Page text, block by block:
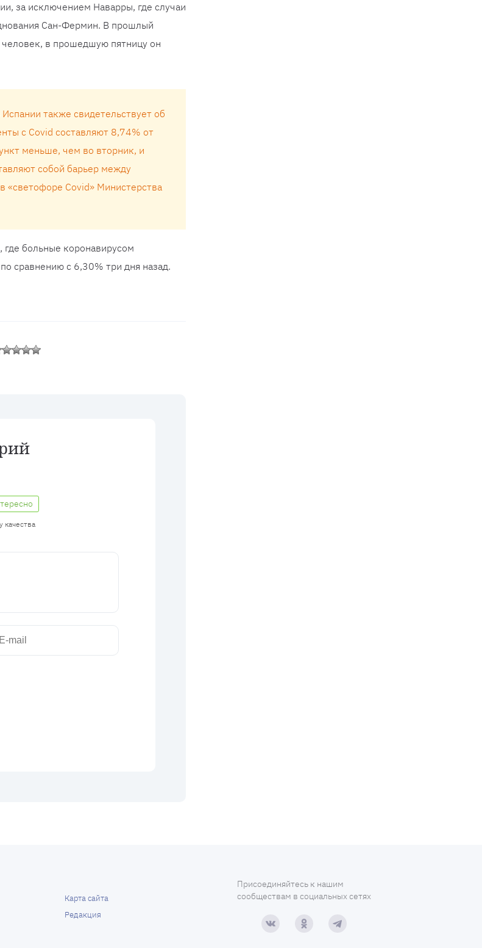
за исключением Наварры, где случаи
Сан-Фермин. В прошлый
в прошедшую пятницу он
также свидетельствует об
с Covid составляют 8,74% от
меньше, чем во вторник, и
собой барьер между
«светофоре Covid» Министерства
больные коронавирусом
сравнению с 6,30% три дня назад.
качества
Карта сайта
Редакция
Присоединяйтесь к нашим
сообществам в социальных сетях